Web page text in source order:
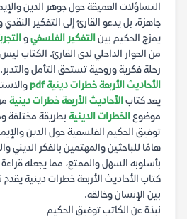
التساؤلات العميقة حول جوهر الدين
جاهزة، بل يدعو القارئ إلى التفكير النقدي
يمزج الحكيم بينالتفكير الفلسفيو
من الحوار الداخلي لدى القارئ. الكتاب
رحلة فكرية وروحية تستحق التأمل
الأحاديث الأربعة خطرات دينية pdf
يعد كتابالأحاديث الأربعة خطرات دينية
موضوع الخطرات الدينية بطريقة مختلفة
توفيق الحكيم الفلسفية حول الدين
هامًا للباحثين والمهتمين بالفكر الديني
بأسلوبه السهل والممتع، مما يجعله
كتاب الأحاديث الأربعة خطرات دينية
بين الإنسان وخالقه.
نبذة عن الكاتب توفيق الحكيم